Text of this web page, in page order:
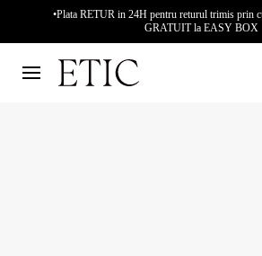
•Plata RETUR in 24H pentru returul trimis prin
GRATUIT la EASY BOX